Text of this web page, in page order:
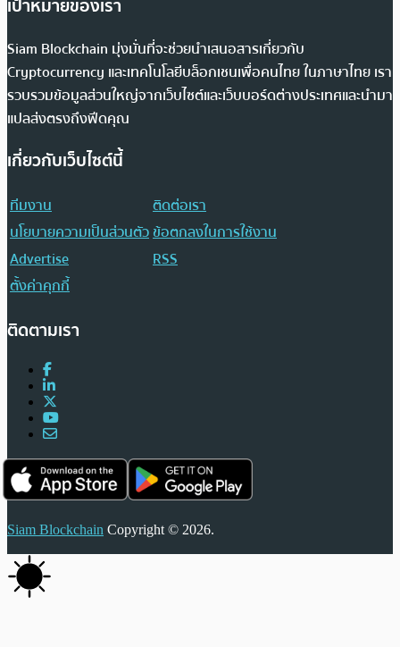
เป้าหมายของเรา
Siam Blockchain มุ่งมั่นที่จะช่วยนำเสนอสารเกี่ยวกับ
Cryptocurrency และเทคโนโลยีบล็อกเชนเพื่อคนไทย ในภาษาไทย เรา
รวบรวมข้อมูลส่วนใหญ่จากเว็บไซต์และเว็บบอร์ดต่างประเทศและนำมา
แปลส่งตรงถึงฟีดคุณ
เกี่ยวกับเว็บไซต์นี้
ทีมงาน
ติดต่อเรา
นโยบายความเป็นส่วนตัวข้อตกลงในการใช้งาน
Advertise
RSS
ตั้งค่าคุกกี้
ติดตามเรา
Siam Blockchain Copyright © 2026.